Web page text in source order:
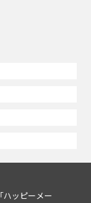
ハッピーメー